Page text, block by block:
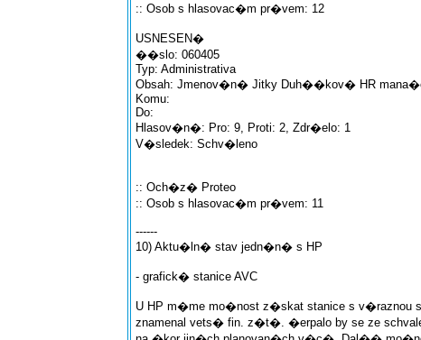
:: Osob s hlasovac�m pr�vem: 12
USNESEN�
��slo: 060405
Typ: Administrativa
Obsah: Jmenov�n� Jitky Duh��kov� HR
Komu:
Do:
Hlasov�n�: Pro: 9, Proti: 2, Zdr�elo: 1
V�sledek: Schv�leno
:: Och�z� Proteo
:: Osob s hlasovac�m pr�vem: 11
------
10) Aktu�ln� stav jedn�n� s HP
- grafick� stanice AVC
U HP m�me mo�nost z�skat stanice s v�raznou
znamenal vets� fin. z�t�. �erpalo by se ze